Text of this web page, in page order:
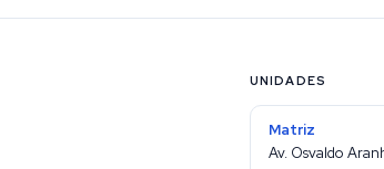
UNIDADES
Matriz
Av. Osvaldo